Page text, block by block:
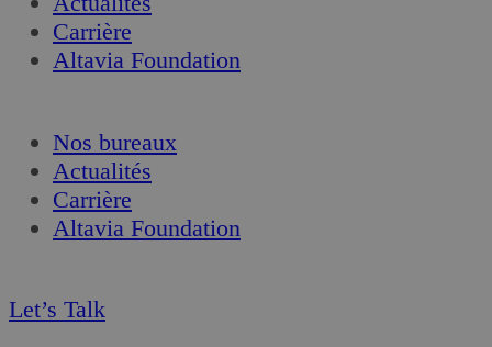
Carrière
Altavia Foundation
Nos bureaux
Actualités
Carrière
Altavia Foundation
Let’s Talk